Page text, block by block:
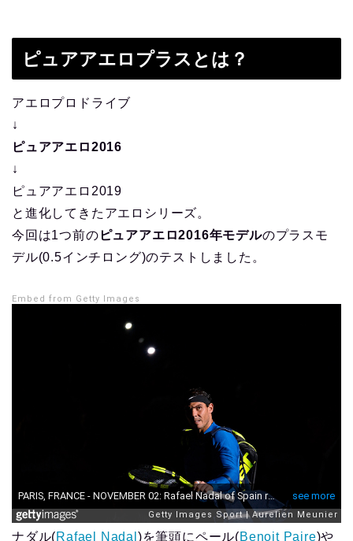
ピュアアエロプラスとは？
アエロプロドライブ
↓
ピュアアエロ2016
↓
ピュアアエロ2019
と進化してきたアエロシリーズ。
今回は1つ前の ピュアアエロ2016年モデルのプラスモ
デル(0.5インチロング)のテストしました。
Embed from Getty Images
ナダル(Rafael Nadal )を筆頭にペール(Benoit Paire)や